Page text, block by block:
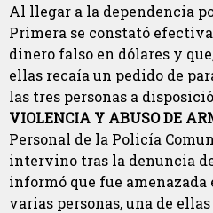
Al llegar a la dependencia
Primera se constató
dinero falso en dólares y
ellas recaía un pedido de
las tres personas a
VIOLENCIA Y ABUSO DE
Personal de la Policía
intervino tras la denuncia
informó que fue
varias personas, una de